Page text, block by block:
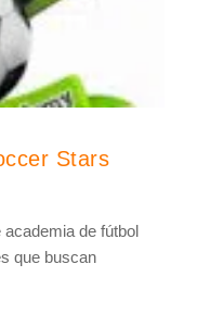
Stars
de fútbol
que buscan